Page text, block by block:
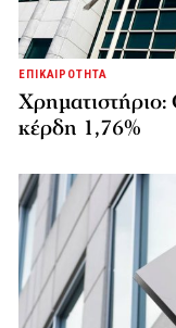
ΕΠΙΚΑΙΡΟΤΗΤΑ
Χρηματιστήριο:
κέρδη 1,76%